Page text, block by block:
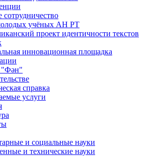
сотрудничество
учёных АН РТ
проект идентичности текстов
инновационная площадка
"Фән"
справка
услуги
и социальные науки
и технические науки